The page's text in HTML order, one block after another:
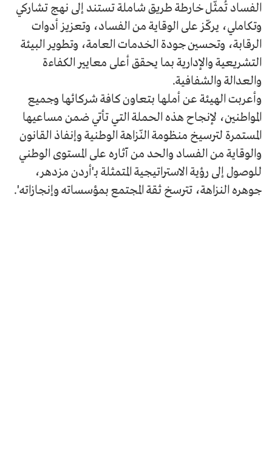
الفساد تُمثّل خارطة طريق شاملة تستند إلى نهج تشاركي
وتكاملي، يركّز على الوقاية من الفساد، وتعزيز أدوات
الرقابة، وتحسين جودة الخدمات العامة، وتطوير البيئة
التشريعية والإدارية بما يحقق أعلى معايير الكفاءة
والعدالة والشفافية.
وأعربت الهيئة عن أملها بتعاون كافة شركائها وجميع
المواطنين، لإنجاح هذه الحملة التي تأتي ضمن مساعيها
المستمرة لترسيخ منظومة النّزاهة الوطنية وإنفاذ القانون
والوقاية من الفساد والحد من آثاره على المستوى الوطني
للوصول إلى رؤية الاستراتيجية المتمثلة بـ'أردن مزدهر،
جوهره النزاهة، تترسخ ثقة المجتمع بمؤسساته وإنجازاته'.